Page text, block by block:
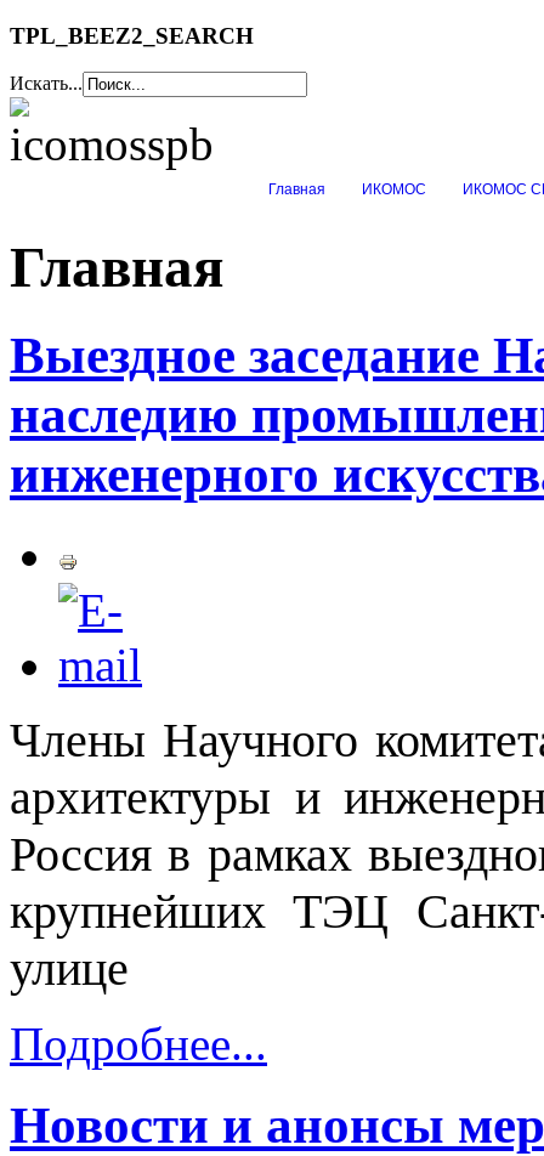
TPL_BEEZ2_SEARCH
Искать...
Главная ИКОМОС ИКОМОС
Главная
Выездное заседание
наследию
инженерного
Члены Научного
архитектуры и
Россия в рамках
крупнейших ТЭЦ
улице
Подробнее...
Новости и анонсы